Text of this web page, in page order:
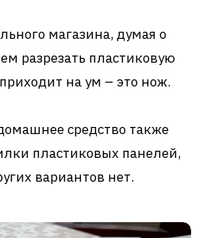
магазина, думая о
разрезать пластиковую
на ум – это нож.
средство также
пластиковых панелей,
вариантов нет.